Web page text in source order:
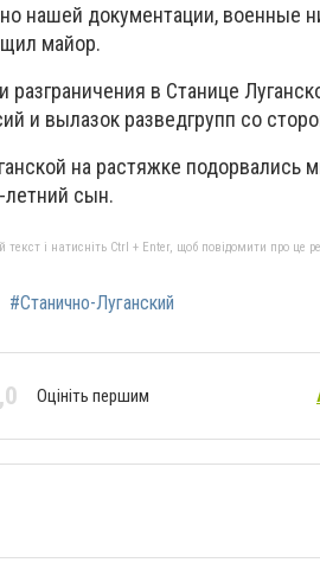
нашей документации, военные
майор.
разграничения в Станице
и вылазок разведгрупп со
на растяжке подорвались
летний сын.
і натисніть Ctrl + Enter, щоб повідомити про це
#Станично-Луганский
Оцініть першим